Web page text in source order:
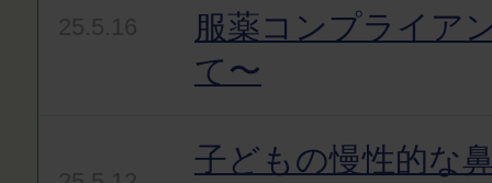
服薬コンプライア
て〜
子どもの慢性的な